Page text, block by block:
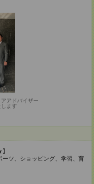
アドバイザー
ます
ツ、ショッピング、学習、育